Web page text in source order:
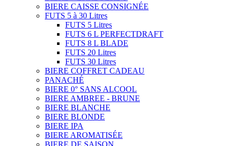
BIERE CAISSE CONSIGNÉE
FUTS 5 à 30 Litres
FUTS 5 Litres
FUTS 6 L PERFECTDRAFT
FUTS 8 L BLADE
FUTS 20 Litres
FUTS 30 Litres
BIERE COFFRET CADEAU
PANACHÉ
BIERE 0° SANS ALCOOL
BIERE AMBREE - BRUNE
BIERE BLANCHE
BIERE BLONDE
BIERE IPA
BIERE AROMATISÉE
BIERE DE SAISON